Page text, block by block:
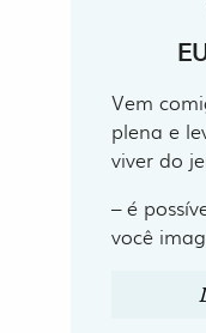
Vem
plena e
viver do
– é
você